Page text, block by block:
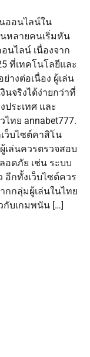
ออนไลน์ใน
นหลายคนเริ่มหัน
นไลน์ เนื่องจาก
ที่เทคโนโลยีและ
างต่อเนื่อง ผู้เล่น
นจริงได้ง่ายกว่าที่
ประเทศ และ
ทย annabet777.
ว็บไซต์คาสิโน
เล่นควรตรวจสอบ
ดภัย เช่น ระบบ
อีกทั้งเว็บไซต์ควร
กกลุ่มผู้เล่นในไทย
กับเกมพนัน […]